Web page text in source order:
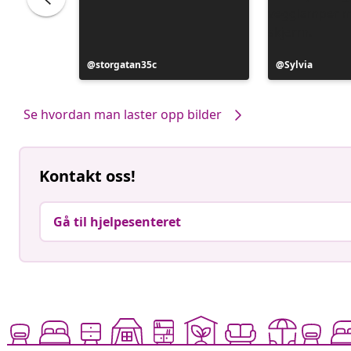
Innlegg
publisert
storgatan35c
Innlegg
publisert
Sylvia
Se hvordan man laster opp bilder
Kontakt oss!
Gå til hjelpesenteret